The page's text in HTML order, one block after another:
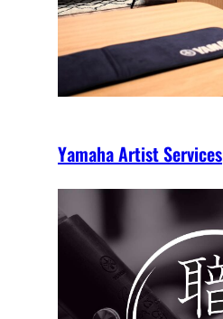
Yamaha Artist Services